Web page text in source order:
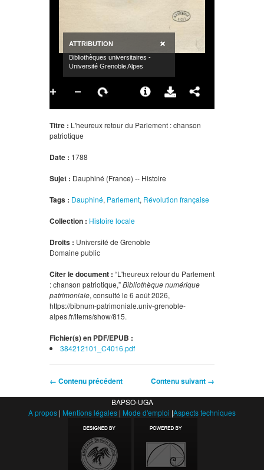
Titre : L'heureux retour du Parlement : chanson
patriotique
Date : 1788
Sujet : Dauphiné (France) -- Histoire
Tags : Dauphiné, Parlement, Révolution française
Collection : Histoire locale
Droits : Université de Grenoble
Domaine public
Citer le document : “L'heureux retour du Parlement
: chanson patriotique,”Bibliothèque numérique
patrimoniale, consulté le 6 août 2026,
https://bibnum-patrimoniale.univ-grenoble-
alpes.fr/items/show/815.
Fichier(s) en PDF/EPUB :
384212101_C4016.pdf
← Contenu précédent Contenu suivant →
BAPSO-UGA
A propos | Mentions légales | Mode d'emploi |Aspects techniques